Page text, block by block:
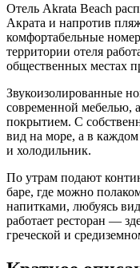
Отель Akrata Beach
Акрата и напротив
комфортабельные
территории отеля
общественных местах
Звукоизолированные
современной мебелью,
покрытием. С
вид на море, а в каждом
и холодильник.
По утрам подают
баре, где можно
напитками, любуясь
работает ресторан —
греческой и